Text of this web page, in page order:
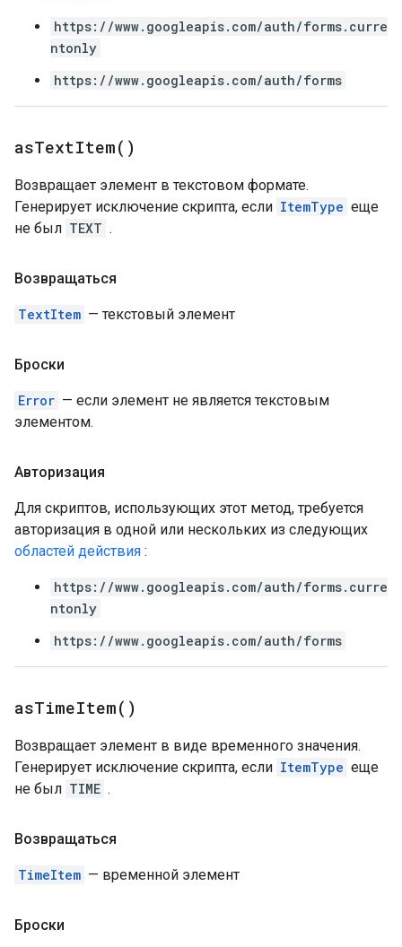
https://www.googleapis.com/auth/forms.curre
ntonly
https://www.googleapis.com/auth/forms
asTextItem( )
Возвращает элемент в текстовом формате.
Генерирует исключение скрипта, если ItemType еще
не был TEXT .
Возвращаться
TextItem — текстовый элемент
Броски
Error — если элемент не является текстовым
элементом.
Авторизация
Для скриптов, использующих этот метод, требуется
авторизация в одной или нескольких из следующих
областей действия :
https://www.googleapis.com/auth/forms.curre
ntonly
https://www.googleapis.com/auth/forms
asTimeItem( )
Возвращает элемент в виде временного значения.
Генерирует исключение скрипта, если ItemType еще
не был TIME .
Возвращаться
TimeItem — временной элемент
Броски